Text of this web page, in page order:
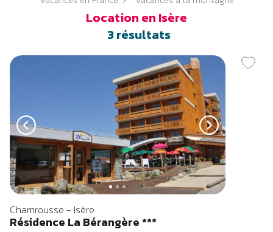
Location en Isère
3résultats
Previous Next
Chamrousse - Isère
Résidence La Bérangère ***